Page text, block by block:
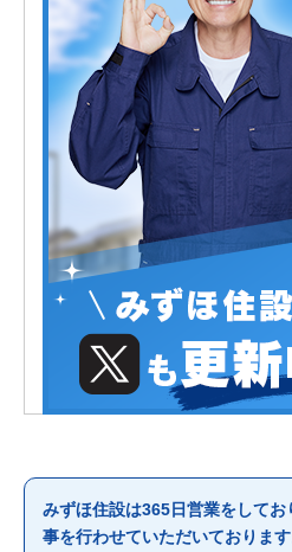
みずほ住設は365日営業をして
事を行わせていただいております